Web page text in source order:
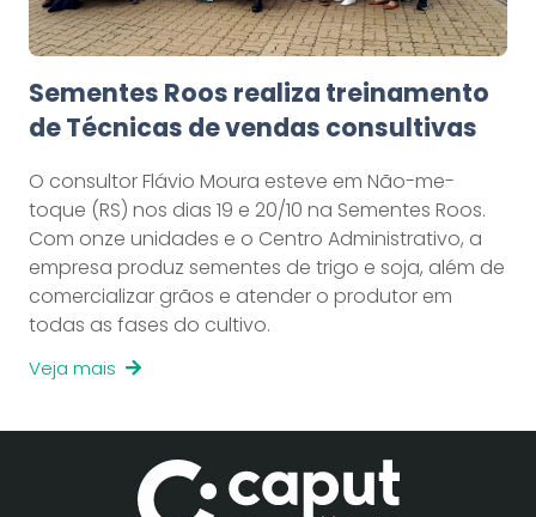
Sementes Roos realiza treinamento
de Técnicas de vendas consultivas
O consultor Flávio Moura esteve em Não-me-
toque (RS) nos dias 19 e 20/10 na Sementes Roos.
Com onze unidades e o Centro Administrativo, a
empresa produz sementes de trigo e soja, além de
comercializar grãos e atender o produtor em
todas as fases do cultivo.
Veja mais